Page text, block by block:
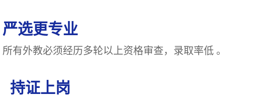
严选更专业
所有外教必须经历多轮以上资格审查，录取率低 。
持证上岗